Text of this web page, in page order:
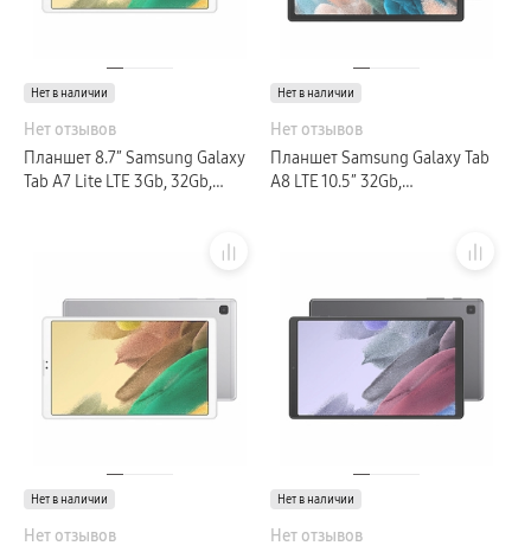
Нет в наличии
Нет отзывов
Планшет 8.7″ Samsung Galaxy
Tab A7 Lite LTE 3Gb, 32Gb,
Нет в наличии
Нет отзывов
Планшет Samsung Galaxy Tab
A8 LTE 10.5″ 32Gb,
Нет в наличии
Нет отзывов
Нет в наличии
Нет отзывов